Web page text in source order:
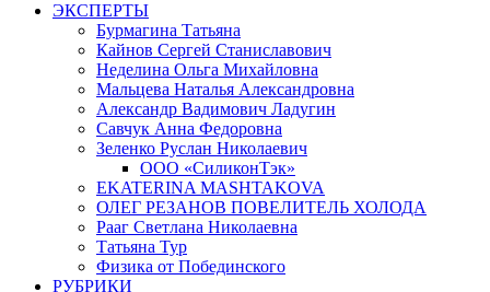
ЭКСПЕРТЫ
Бурмагина Татьяна
Кайнов Сергей Станиславович
Неделина Ольга Михайловна
Мальцева Наталья Александровна
Александр Вадимович Ладугин
Савчук Анна Федоровна
Зеленко Руслан Николаевич
ООО «СиликонТэк»
EKATERINA MASHTAKOVA
ОЛЕГ РЕЗАНОВ ПОВЕЛИТЕЛЬ ХОЛОДА
Рааг Светлана Николаевна
Татьяна Тур
Физика от Побединского
РУБРИКИ